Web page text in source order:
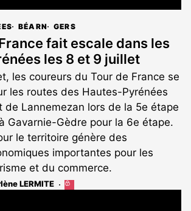
BÉARN GERS
fait escale dans les
les 8 et 9 juillet
les coureurs du Tour de France se
les routes des Hautes-Pyrénées
de Lannemezan lors de la 5e étape
Gavarnie-Gèdre pour la 6e étape.
le territoire génère des
importantes pour les
et du commerce.
LERMITE
Cet